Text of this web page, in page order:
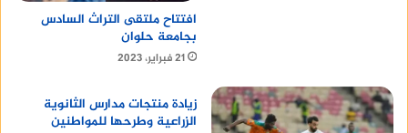
14. كلية الصيدلة.
افتتاح ملتقى التراث السادس
بجامعة حلوان
21 فبراير، 2023
زيادة منتجات مدارس الثانوية
الزراعية وطرحها للمواطنين